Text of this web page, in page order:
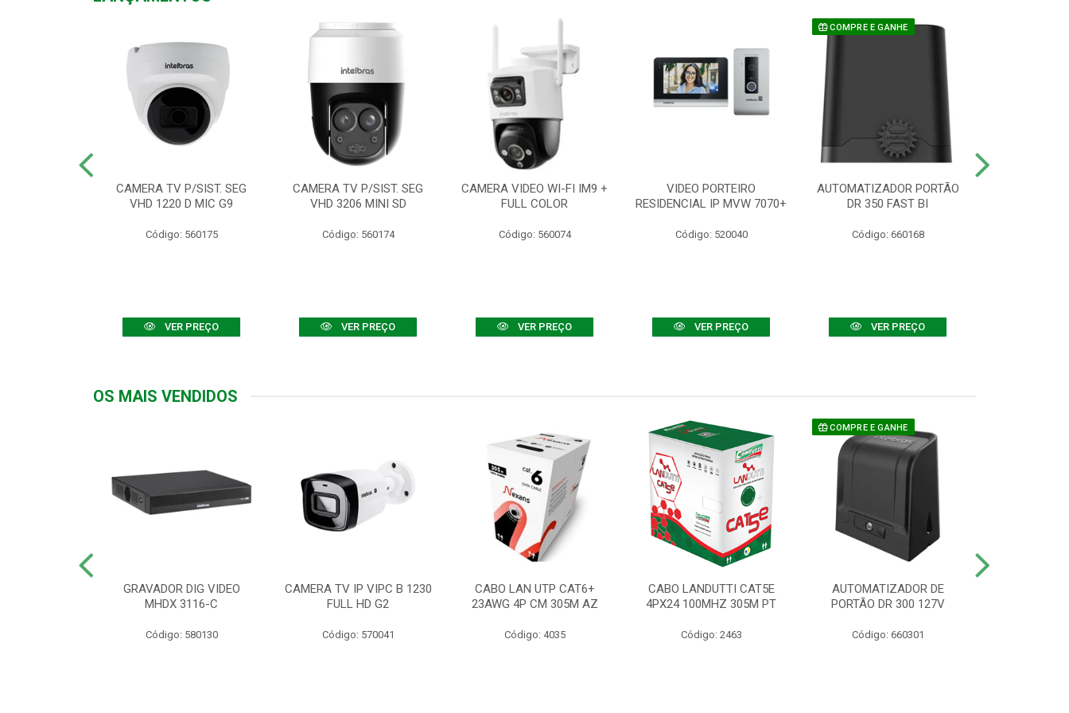
CAMERA TV P/SIST. SEG
VHD 1220 D MIC G9
Código: 560175
VER PREÇO
CAMERA TV P/SIST. SEG
VHD 3206 MINI SD
Código: 560174
VER PREÇO
CAMERA VIDEO WI-FI IM9 +
FULL COLOR
Código: 560074
VER PREÇO
VIDEO PORTEIRO
RESIDENCIAL IP MVW 7070+
Código: 520040
VER PREÇO
COMPRE E GANHE
AUTOMATIZADOR PORTÃO
DR 350 FAST BI
Código: 660168
VER PREÇO
OS MAIS VENDIDOS
GRAVADOR DIG VIDEO
MHDX 3116-C
Código: 580130
CAMERA TV IP VIPC B 1230
FULL HD G2
Código: 570041
CABO LAN UTP CAT6+
23AWG 4P CM 305M AZ
Código: 4035
CABO LANDUTTI CAT5E
4PX24 100MHZ 305M PT
Código: 2463
COMPRE E GANHE
AUTOMATIZADOR DE
PORTÃO DR 300 127V
Código: 660301